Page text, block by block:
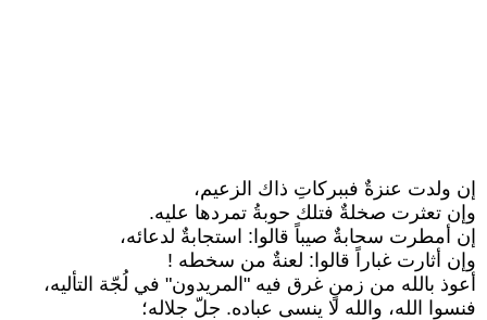
إن ولدت عنزةٌ فببركاتِ ذاك الزعيم،
وإن تعثرت صخلةٌ فتلك حوبةُ تمردها عليه.
إن أمطرت سحابةٌ صيباً قالوا: استجابةٌ لدعائه،
وإن أثارت غباراً قالوا: لعنةٌ من سخطه !
أعوذ بالله من زمنٍ غرق فيه "المريدون" في لُجّة التأليه،
فنسوا الله، والله لا ينسى عباده. جلّ جلاله؛